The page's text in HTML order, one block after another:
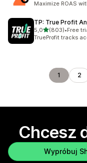
Maximize ROAS
TP: True Profit
5,0na 5 gwiazdek
(803)
Łączna liczba
•Free
TrueProfit tracks
1 2
Chcesz
Wypróbuj